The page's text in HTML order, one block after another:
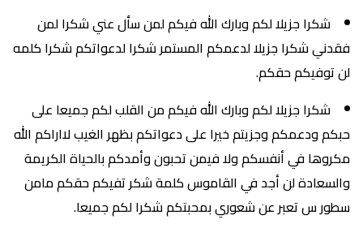
شكرا جزيلا لكم وبارك الله فيكم لمن سأل عني شكرا لمن
فقدني شكرا جزيلا لدعمكم المستمر شكرا لدعواتكم شكرا كلمه
لن توفيكم حقكم.
شكرا جزيلا لكم وبارك الله فيكم من القلب لكم جميعا على
حبكم ودعمكم وجزيتم خيرا على دعواتكم بظهر الغيب لااراكم الله
مكروها في أنفسكم ولا فيمن تحبون وأمدكم بالحياة الكريمة
والسعادة لن أجد في القاموس كلمة شكر تفيكم حقكم مامن
سطور س تعبر عن شعوري بمحبتكم شكرا لكم جميعا.